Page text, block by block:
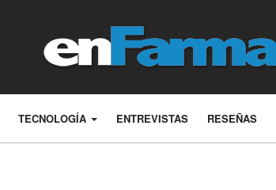
TECNOLOGÍA ENTREVISTAS RESEÑAS